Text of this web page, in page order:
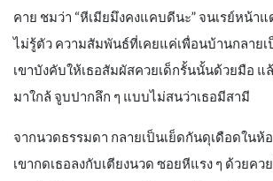
คาย ชมว่า “หีเมียมึงคงแคบดีนะ” จนเรย์หน้า
ไม่รู้ตัว ความสัมพันธ์ที่เคยแค่เพื่อนบ้านกลาย
เขาบังคับให้เธอสัมผัสควยเด็กรั้นนั้นด้วยมือ แล้
มาใกล้ จูบปากลึก ๆ แบบไม่สนว่าเธอมีสามี
จากนวดธรรมดา กลายเป็นเย็ดกันดุเดือดในห้
เขากดเธอลงกับเตียงนวด ซอยหีแรง ๆ ด้วยค